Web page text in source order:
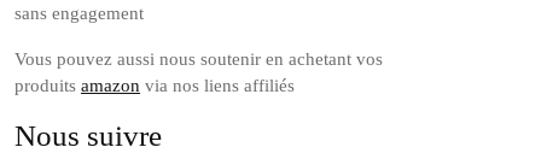
sans engagement
Vous pouvez aussi nous soutenir en achetant vos
produits amazon via nos liens affiliés
Nous suivre